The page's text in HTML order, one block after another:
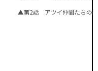
▲第2話 アツイ仲間たちの絆